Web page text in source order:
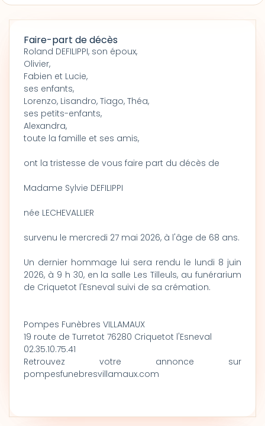
Faire-part de décès
Roland DEFILIPPI, son époux,
Olivier,
Fabien et Lucie,
ses enfants,
Lorenzo, Lisandro, Tiago, Théa,
ses petits-enfants,
Alexandra,
toute la famille et ses amis,
ont la tristesse de vous faire part du décès de
Madame Sylvie DEFILIPPI
née LECHEVALLIER
survenu le mercredi 27 mai 2026, à l'âge de 68 ans.
Un dernier hommage lui sera rendu le lundi 8 juin
2026, à 9 h 30, en la salle Les Tilleuls, au funérarium
de Criquetot l'Esneval suivi de sa crémation.
Pompes Funèbres VILLAMAUX
19 route de Turretot 76280 Criquetot l'Esneval
02.35.10.75.41
Retrouvez votre annonce sur
pompesfunebresvillamaux.com